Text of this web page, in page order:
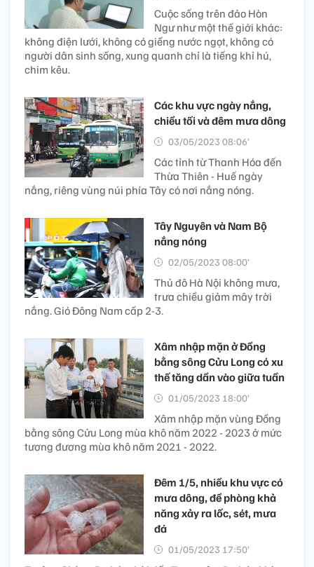
Cuộc sống trên đảo Hòn
Ngư như một thế giới khác:
không điện lưới, không có giếng nước ngọt, không có
người dân sinh sống, xung quanh chỉ là tiếng khỉ hú,
chim kêu.
Các khu vực ngày nắng,
chiều tối và đêm mưa dông
03/05/2023 08:06’
Các tỉnh từ Thanh Hóa đến
Thừa Thiên - Huế ngày
nắng, riêng vùng núi phía Tây có nơi nắng nóng.
Tây Nguyên và Nam Bộ
nắng nóng
02/05/2023 08:00’
Thủ đô Hà Nội không mưa,
trưa chiều giảm mây trời
nắng. Gió Đông Nam cấp 2-3.
Xâm nhập mặn ở Đồng
bằng sông Cửu Long có xu
thế tăng dần vào giữa tuần
01/05/2023 18:00’
Xâm nhập mặn vùng Đồng
bằng sông Cửu Long mùa khô năm 2022 - 2023 ở mức
tương đương mùa khô năm 2021 - 2022.
Đêm 1/5, nhiều khu vực có
mưa dông, đề phòng khả
năng xảy ra lốc, sét, mưa
đá
01/05/2023 17:50’